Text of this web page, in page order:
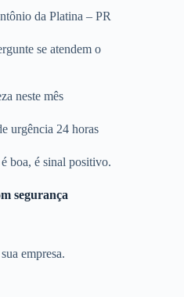
da Platina – PR
se atendem o
neste mês
urgência 24 horas
boa, é sinal positivo.
segurança
empresa.